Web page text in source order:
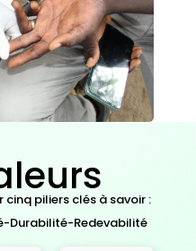
cinq piliers clés à savoir :
Durabilité-Redevabilité